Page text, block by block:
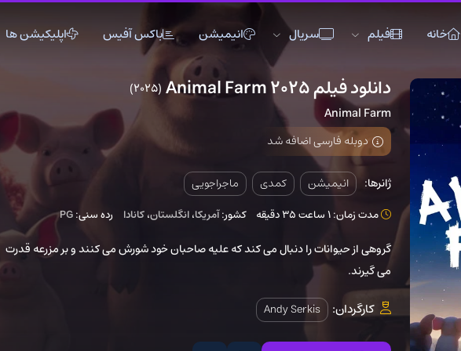
فیلم
اکشن
تاک شو
خانوادگی
دلهره آور
مستند
موزیک
موزیکال
سریال
اکشن
جنگی
موزیک
انیمیشن باکس آفیس اپلیکیشن ها
دانلود فیلم Animal Farm 2025 (2025)
Animal Farm
دوبله فارسی اضافه شد
ژانرها: انیمیشن کمدی ماجراجویی
مدت زمان: 1 ساعت 35 دقیقه کشور:آمریکا،انگلستان،کانادا رده سنی:PG
گروهی از حیوانات را دنبال می کند که علیه صاحبان خود شورش می کنند و بر مزرعه قدرت
می گیرند.
کارگردان: Andy Serkis